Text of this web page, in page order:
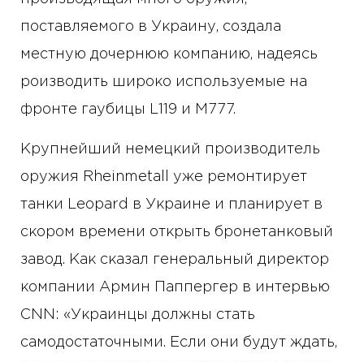
поставляемого в Украину, создала
местную дочернюю компанию, надеясь
роизводить широко используемые на
фронте гаубицы L119 и M777.
Крупнейший немецкий производитель
оружия Rheinmetall уже ремонтирует
танки Leopard в Украине и планирует в
скором времени открыть бронетанковый
завод. Как сказал генеральный директор
компании Армин Паппергер в интервью
CNN: «Украинцы должны стать
самодостаточными. Если они будут ждать,